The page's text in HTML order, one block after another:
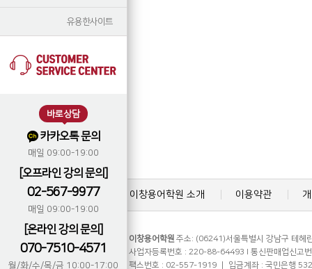
유용한사이트
바로상담
카카오톡 문의
매일 09:00-19:00
[오프라인 강의 문의]
02-567-9977
매일 09:00-19:00
[온라인 강의 문의]
070-7510-4571
월/화/수/목/금 10:00-17:00
이창용어학원 소개 이용약관
이창용어학원 주소: (06241)서울특별시 강남구 테헤
사업자등록번호 : 220-88-64493 l 통신판매업신고
팩스번호 : 02-557-1919 ㅣ 입금계좌 : 국민은행